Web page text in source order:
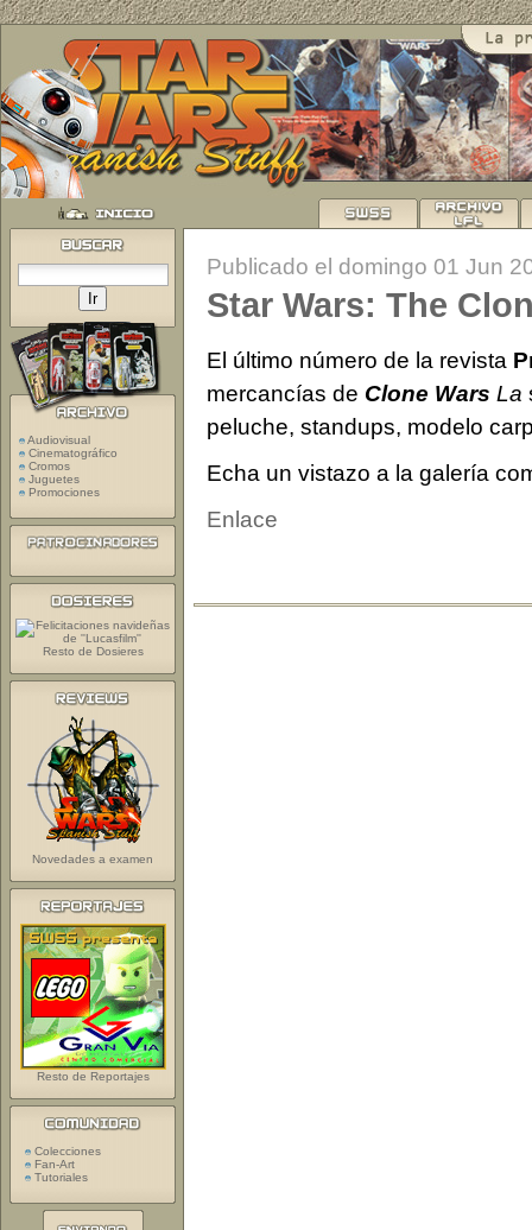
Publicado el domingo 01 Jun
Star Wars: The
El último número de la revista
mercancías de Clone Wars La
peluche, standups, modelo
Echa un vistazo a la galería
Enlace
Audiovisual
Cinematográfico
Cromos
Juguetes
Promociones
Resto de Dosieres
Novedades a examen
Resto de Reportajes
Colecciones
Fan-Art
Tutoriales